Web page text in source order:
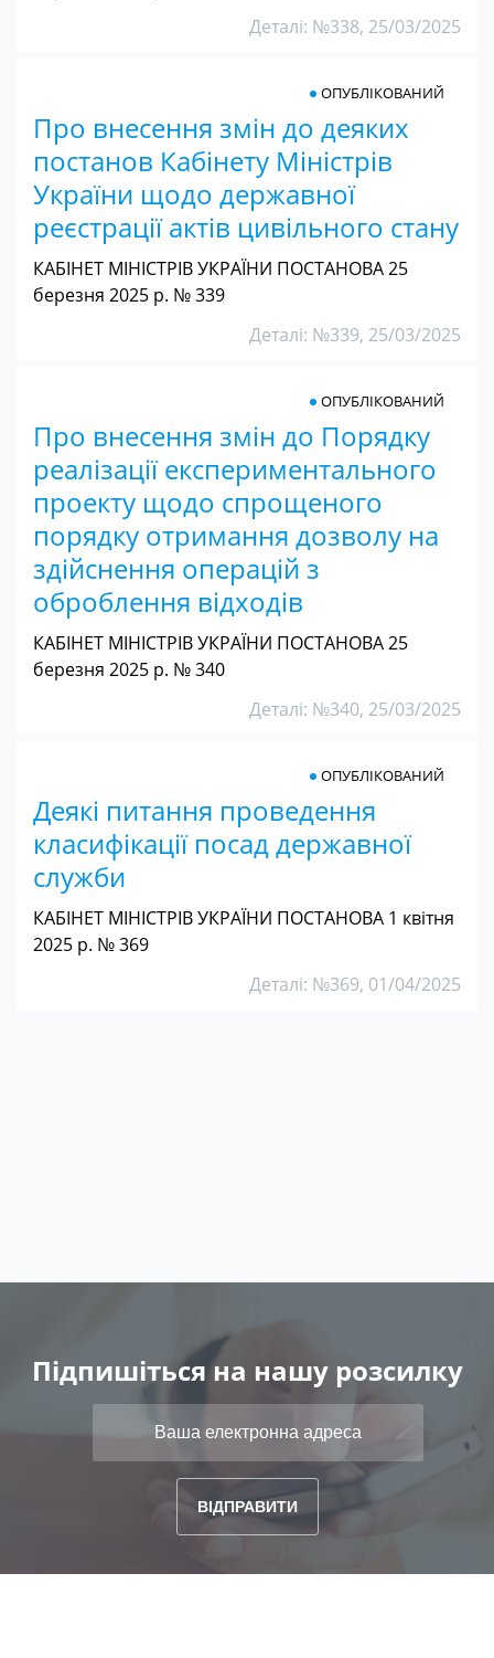
Деталі: №338, 25/03/2025
Про внесення змін до деяких
постанов Кабінету Міністрів
України щодо державної
реєстрації актів цивільного стану
ОПУБЛІКОВАНИЙ
КАБІНЕТ МІНІСТРІВ УКРАЇНИ ПОСТАНОВА 25
березня 2025 р. № 339
Деталі: №339, 25/03/2025
Про внесення змін до Порядку
реалізації експериментального
проекту щодо спрощеного
порядку отримання дозволу на
здійснення операцій з
оброблення відходів
ОПУБЛІКОВАНИЙ
КАБІНЕТ МІНІСТРІВ УКРАЇНИ ПОСТАНОВА 25
березня 2025 р. № 340
Деталі: №340, 25/03/2025
Деякі питання проведення
класифікації посад державної
служби
ОПУБЛІКОВАНИЙ
КАБІНЕТ МІНІСТРІВ УКРАЇНИ ПОСТАНОВА 1 квітня
2025 р. № 369
Деталі: №369, 01/04/2025
Підпишіться на нашу розсилку